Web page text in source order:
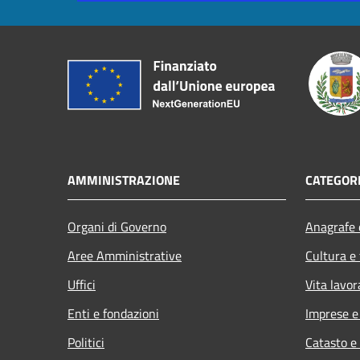
AMMINISTRAZIONE
Organi di Governo
Aree Amministrative
Uffici
Enti e fondazioni
Politici
Cultura
Vita
Imprese
Catasto